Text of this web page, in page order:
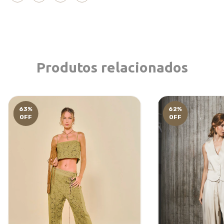
Produtos relacionados
63%
OFF
62%
OFF